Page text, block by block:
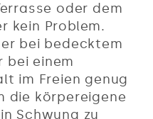
oder dem
kein Problem.
bei bedecktem
bei einem
im Freien genug
die körpereigene
Schwung zu